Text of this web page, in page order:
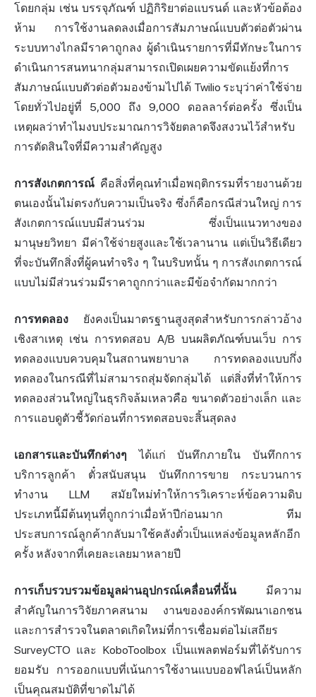
โดยกลุ่ม เช่น บรรจุภัณฑ์ ปฏิกิริยาต่อแบรนด์ และหัวข้อต้อง
ห้าม การใช้งานลดลงเมื่อการสัมภาษณ์แบบตัวต่อตัวผ่าน
ระบบทางไกลมีราคาถูกลง ผู้ดำเนินรายการที่มีทักษะในการ
ดำเนินการสนทนากลุ่มสามารถเปิดเผยความขัดแย้งที่การ
สัมภาษณ์แบบตัวต่อตัวมองข้ามไปได้ Twilio ระบุว่าค่าใช้จ่าย
โดยทั่วไปอยู่ที่ 5,000 ถึง 9,000 ดอลลาร์ต่อครั้ง ซึ่งเป็น
เหตุผลว่าทำไมงบประมาณการวิจัยตลาดจึงสงวนไว้สำหรับ
การตัดสินใจที่มีความสำคัญสูง
การสังเกตการณ์ คือสิ่งที่คุณทำเมื่อพฤติกรรมที่รายงานด้วย
ตนเองนั้นไม่ตรงกับความเป็นจริง ซึ่งก็คือกรณีส่วนใหญ่ การ
สังเกตการณ์แบบมีส่วนร่วม ซึ่งเป็นแนวทางของ
มานุษยวิทยา มีค่าใช้จ่ายสูงและใช้เวลานาน แต่เป็นวิธีเดียว
ที่จะบันทึกสิ่งที่ผู้คนทำจริง ๆ ในบริบทนั้น ๆ การสังเกตการณ์
แบบไม่มีส่วนร่วมมีราคาถูกกว่าและมีข้อจำกัดมากกว่า
การทดลอง ยังคงเป็นมาตรฐานสูงสุดสำหรับการกล่าวอ้าง
เชิงสาเหตุ เช่น การทดสอบ A/B บนผลิตภัณฑ์บนเว็บ การ
ทดลองแบบควบคุมในสถานพยาบาล การทดลองแบบกึ่ง
ทดลองในกรณีที่ไม่สามารถสุ่มจัดกลุ่มได้ แต่สิ่งที่ทำให้การ
ทดลองส่วนใหญ่ในธุรกิจล้มเหลวคือ ขนาดตัวอย่างเล็ก และ
การแอบดูตัวชี้วัดก่อนที่การทดสอบจะสิ้นสุดลง
เอกสารและบันทึกต่างๆ ได้แก่ บันทึกภายใน บันทึกการ
บริการลูกค้า ตั๋วสนับสนุน บันทึกการขาย กระบวนการ
ทำงาน LLM สมัยใหม่ทำให้การวิเคราะห์ข้อความดิบ
ประเภทนี้มีต้นทุนที่ถูกกว่าเมื่อห้าปีก่อนมาก ทีม
ประสบการณ์ลูกค้ากลับมาใช้คลังตั๋วเป็นแหล่งข้อมูลหลักอีก
ครั้ง หลังจากที่เคยละเลยมาหลายปี
การเก็บรวบรวมข้อมูลผ่านอุปกรณ์เคลื่อนที่นั้นมีความ
สำคัญในการวิจัยภาคสนาม งานขององค์กรพัฒนาเอกชน
และการสำรวจในตลาดเกิดใหม่ที่การเชื่อมต่อไม่เสถียร
SurveyCTO และ KoboToolbox เป็นแพลตฟอร์มที่ได้รับการ
ยอมรับ การออกแบบที่เน้นการใช้งานแบบออฟไลน์เป็นหลัก
เป็นคุณสมบัติที่ขาดไม่ได้